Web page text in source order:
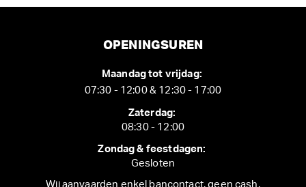
OPENINGSUREN
Maandag tot vrijdag:
07:30 - 12:00 & 12:30 - 17:00
Zaterdag:
08:30 - 12:00
Zondag & feestdagen:
Gesloten
Wij aanvaarden enkel bancontact, geen cash.